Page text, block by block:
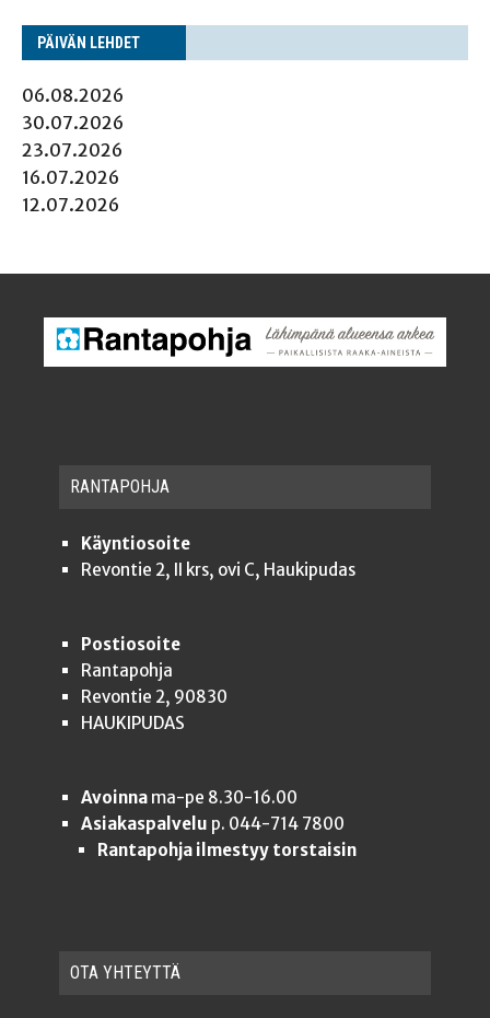
PÄI­VÄN LEHDET
06.08.2026
30.07.2026
23.07.2026
16.07.2026
12.07.2026
RAN­TA­POH­JA
Käyntiosoite
Revontie 2, II krs, ovi C, Haukipudas
Postiosoite
Rantapohja
Revontie 2, 90830
HAUKIPUDAS
Avoinnama-pe 8.30-16.00
Asiakaspalvelu p. 044-714 7800
Rantapohja ilmestyy torstaisin
OTA YHTEYT­TÄ